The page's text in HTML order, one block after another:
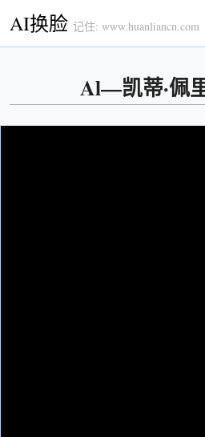
AI换脸 记住: www.huanliancn.com
Al—凯蒂·佩